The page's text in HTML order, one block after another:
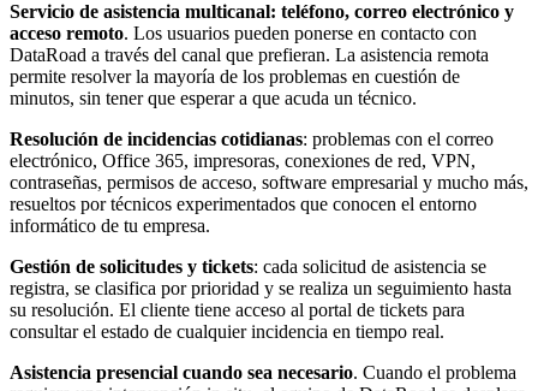
Servicio de asistencia multicanal: teléfono, correo electrónico y
acceso remoto. Los usuarios pueden ponerse en contacto con
DataRoad a través del canal que prefieran. La asistencia remota
permite resolver la mayoría de los problemas en cuestión de
minutos, sin tener que esperar a que acuda un técnico.
Resolución de incidencias cotidianas: problemas con el correo
electrónico, Office 365, impresoras, conexiones de red, VPN,
contraseñas, permisos de acceso, software empresarial y mucho más,
resueltos por técnicos experimentados que conocen el entorno
informático de tu empresa.
Gestión de solicitudes y tickets: cada solicitud de asistencia se
registra, se clasifica por prioridad y se realiza un seguimiento hasta
su resolución. El cliente tiene acceso al portal de tickets para
consultar el estado de cualquier incidencia en tiempo real.
Asistencia presencial cuando sea necesario. Cuando el problema